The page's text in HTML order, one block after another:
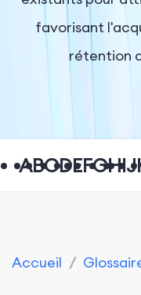
favorisant
rétention
ABCDEFGHIJ
Accueil /